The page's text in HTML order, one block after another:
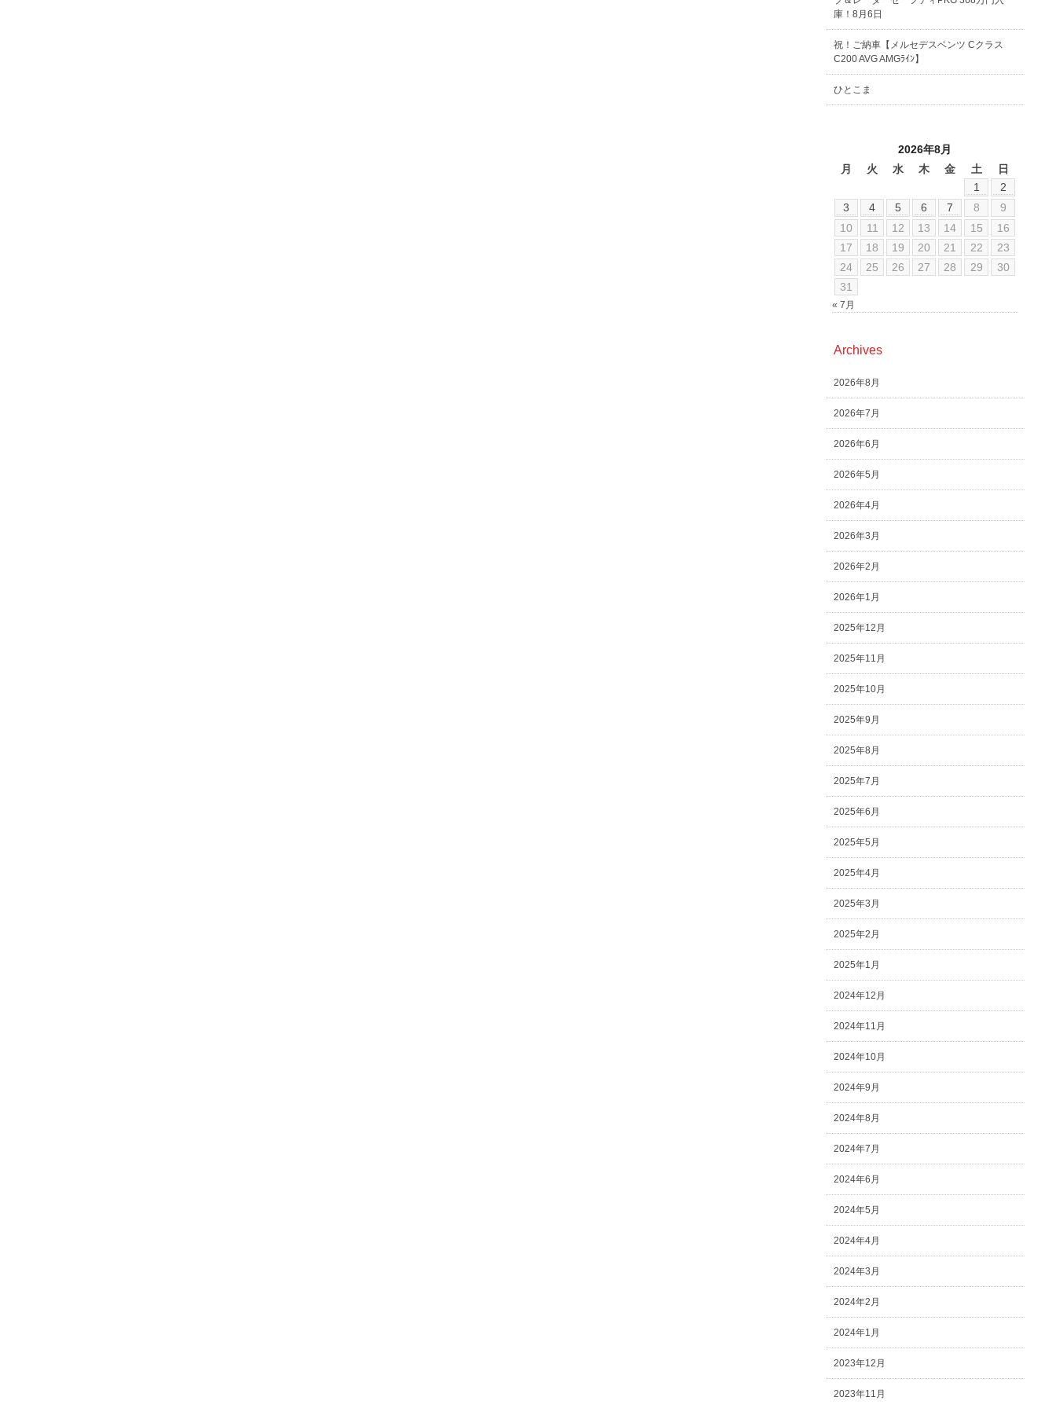
庫！8月6日
祝！ご納車【メルセデスベンツ Cクラス
C200 AVG AMGﾗｲﾝ】
ひとこま
2026年8月
月
火 水 木 金 土
日
1
2
3
4 5 6 7 8
9
10
11 12 13 14 15
16
17
18 19 20 21 22
23
24
25 26 27 28 29
30
31
« 7月
Archives
2026年8月
2026年7月
2026年6月
2026年5月
2026年4月
2026年3月
2026年2月
2026年1月
2025年12月
2025年11月
2025年10月
2025年9月
2025年8月
2025年7月
2025年6月
2025年5月
2025年4月
2025年3月
2025年2月
2025年1月
2024年12月
2024年11月
2024年10月
2024年9月
2024年8月
2024年7月
2024年6月
2024年5月
2024年4月
2024年3月
2024年2月
2024年1月
2023年12月
2023年11月